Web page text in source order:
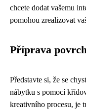
chcete dodat vašemu
pomohou zrealizovat
Příprava
Představte si, že se
nábytku s pomocí
kreativního procesu, je